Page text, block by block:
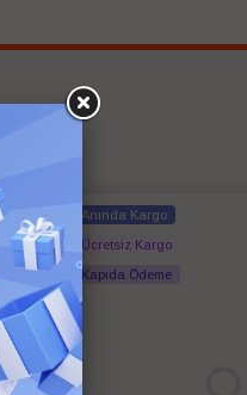
Anında Kargo
Ücretsiz Kargo
Kapıda Ödeme